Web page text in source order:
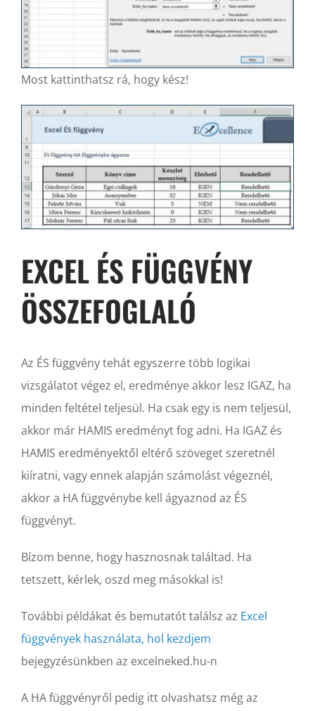
Most kattinthatsz rá, hogy kész!
EXCEL ÉS FÜGGVÉNY
ÖSSZEFOGLALÓ
Az ÉS függvény tehát egyszerre több logikai
vizsgálatot végez el, eredménye akkor lesz IGAZ, ha
minden feltétel teljesül. Ha csak egy is nem teljesül,
akkor már HAMIS eredményt fog adni. Ha IGAZ és
HAMIS eredményektől eltérő szöveget szeretnél
kiíratni, vagy ennek alapján számolást végeznél,
akkor a HA függvénybe kell ágyaznod az ÉS
függvényt.
Bízom benne, hogy hasznosnak találtad. Ha
tetszett, kérlek, oszd meg másokkal is!
További példákat és bemutatót találsz az Excel
függvények használata, hol kezdjem
bejegyzésünkben az excelneked.hu-n
A HA függvényről pedig itt olvashatsz még az